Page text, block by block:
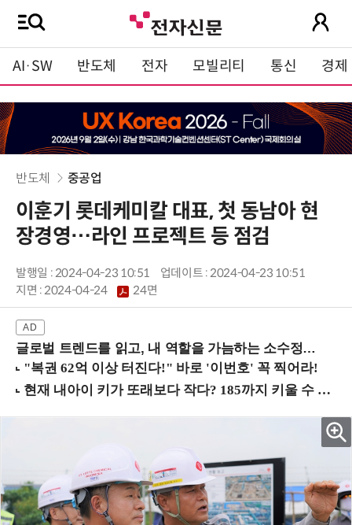
AI·SW 반도체 전자 모빌리티 통신 경제
반도체 중공업
이훈기 롯데케미칼 대표, 첫 동남아 현
장경영…라인 프로젝트 등 점검
발행일 : 2024-04-23 10:51
업데이트 : 2024-04-23 10:51
지면 :2024-04-24 24면
글로벌 트렌드를 읽고, 내 역할을 가늠하는 소수정예 실습 워크숍 (8/28 신논현역)